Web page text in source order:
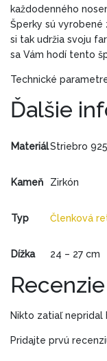
každodenného
Šperky sú vyrobené
si tak udržia svoju
sa Vám hodí tento
Technické
Ďalšie
MateriálStriebro
Kameň Zirkón
Typ Členková
Dížka 24 – 27 cm
Recenzie
Nikto zatiaľ nepridal
Pridajte prvú